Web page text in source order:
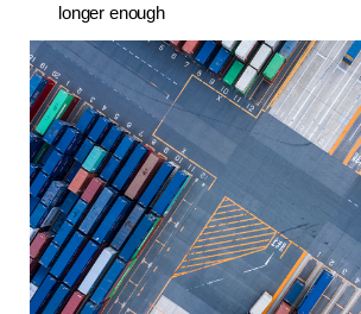
longer enough